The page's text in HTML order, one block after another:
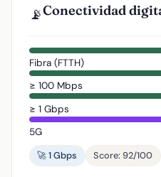
📡Conectividad
Fibra (FTTH)
≥ 100 Mbps
≥ 1 Gbps
5G
🚀 1 Gbps
Score: 92/100